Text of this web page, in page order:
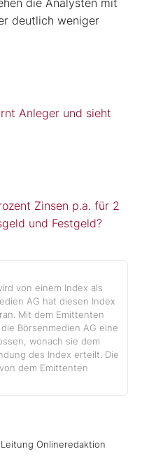
deutlich weniger
Anleger und sieht
Zinsen p.a. für 2
und Festgeld?
von einem Index als
AG hat diesen Index
Mit dem Emittenten
Börsenmedien AG eine
wonach sie dem
des Index erteilt. Die
dem Emittenten
Onlineredaktion